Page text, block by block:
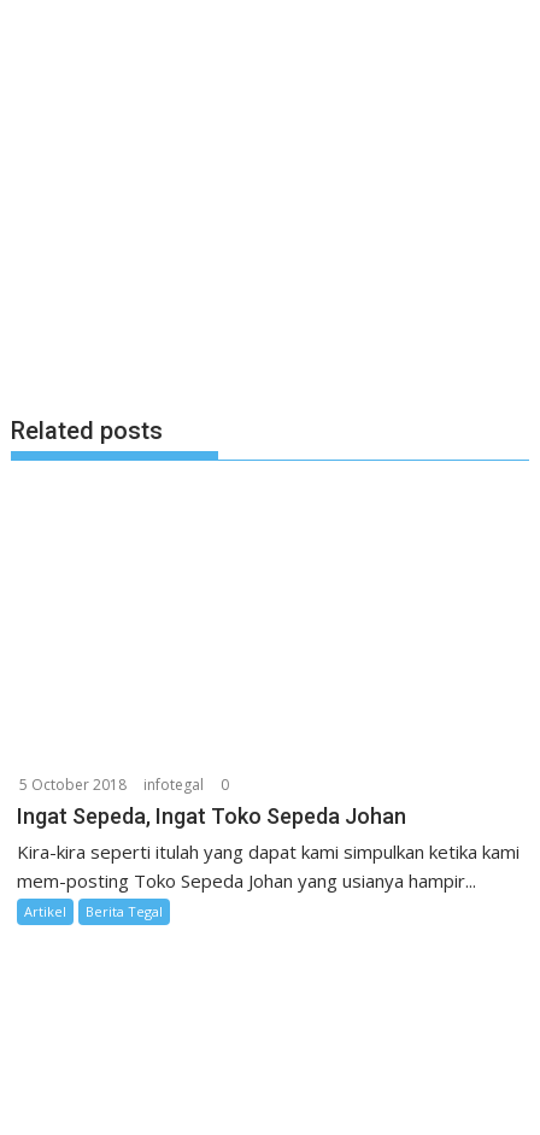
Related posts
5 October 2018 infotegal 0
Ingat Sepeda, Ingat Toko Sepeda Johan
Kira-kira seperti itulah yang dapat kami simpulkan ketika kami
mem-posting Toko Sepeda Johan yang usianya hampir...
Artikel Berita Tegal